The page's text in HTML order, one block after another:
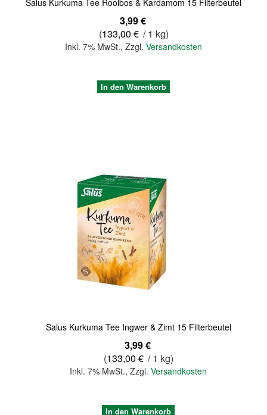
Salus Kurkuma Tee Rooibos & Kardamom 15 Filterbeutel
3,99 €
(133,00 € / 1 kg)
Inkl. 7% MwSt., Zzgl. Versandkosten
In den Warenkorb
Salus Kurkuma Tee Ingwer & Zimt 15 Filterbeutel
3,99 €
(133,00 € / 1 kg)
Inkl. 7% MwSt.,Zzgl.Versandkosten
In den Warenkorb